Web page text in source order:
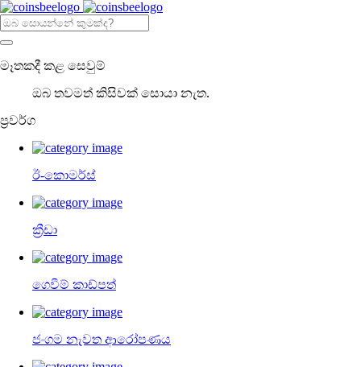
මෑතකදී කළ සෙවුම්
ඔබ තවමත් කිසිවක් සොයා නැත.
ප්‍රවර්ග
ඊ-කොමර්ස්
ක්‍රීඩා
ගෙවීම් කාඩ්පත්
ජංගම නැවත ආරෝපණය